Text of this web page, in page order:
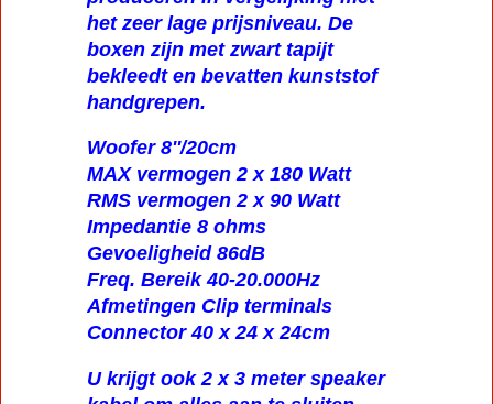
het zeer lage prijsniveau. De
boxen zijn met zwart tapijt
bekleedt en bevatten kunststof
handgrepen.
Woofer 8''/20cm
MAX vermogen 2 x 180 Watt
RMS vermogen 2 x 90 Watt
Impedantie 8 ohms
Gevoeligheid 86dB
Freq. Bereik 40-20.000Hz
Afmetingen Clip terminals
Connector 40 x 24 x 24cm
U krijgt ook 2 x 3 meter speaker